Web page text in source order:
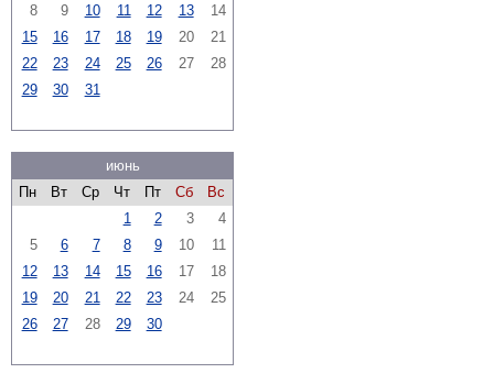
8
9 10 11 12 13
14
15
16 17 18 19 20
21
22
23 24 25 26 27
28
29
30 31
июнь
Пн
Вт Ср Чт Пт Сб
Вс
1
2 3
4
5
6 7 8 9 10
11
12
13 14 15 16 17
18
19
20 21 22 23 24
25
26
27 28 29 30